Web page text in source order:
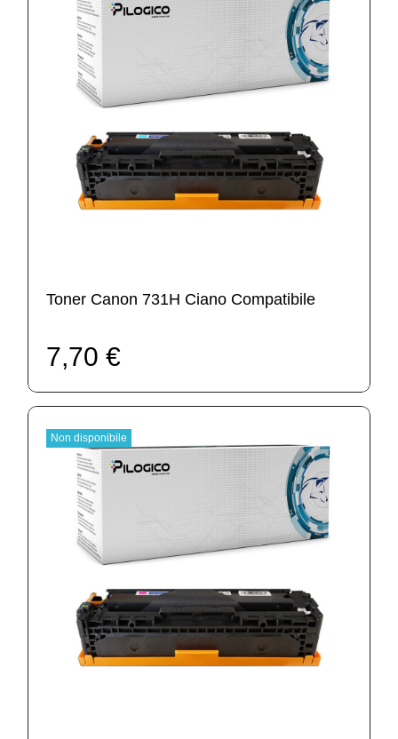
Toner Canon 731H Ciano Compatibile
7,70 €
Non disponibile